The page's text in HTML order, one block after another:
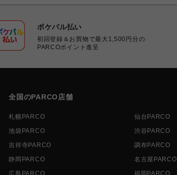
ポケパル払い
初回登録＆お買物で最大1,500円分の
PARCOポイント進呈
全国のPARCO店舗
札幌PARCO 仙台PARCO
池袋PARCO
渋谷PARCO
吉祥寺PARCO
調布PARCO
静岡PARCO
名古屋PARCO
広島PARCO
福岡PARCO